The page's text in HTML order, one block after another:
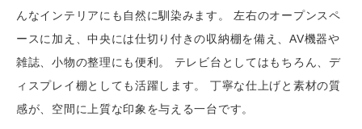
んなインテリアにも自然に馴染みます。 左右のオープンスペ
ースに加え、中央には仕切り付きの収納棚を備え、AV機器や
雑誌、小物の整理にも便利。 テレビ台としてはもちろん、デ
ィスプレイ棚としても活躍します。 丁寧な仕上げと素材の質
感が、空間に上質な印象を与える一台です。